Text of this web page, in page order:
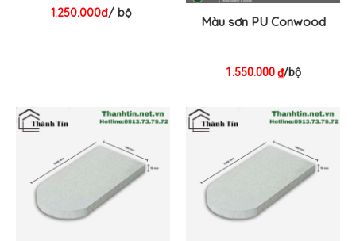
1.250.000đ/ bộ
Màu sơn PU Conwood
1.550.000₫/bộ